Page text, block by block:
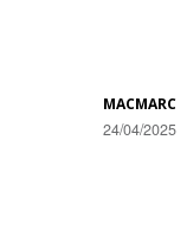
MACMARC
24/04/2025